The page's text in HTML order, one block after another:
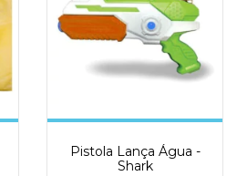
Pistola Lança Água -
Shark